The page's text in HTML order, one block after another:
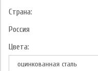
Страна:
Россия
Цвета: